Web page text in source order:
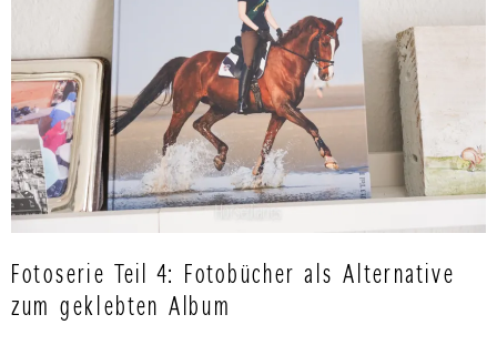
Fotoserie Teil 4: Fotobücher als Alternative
zum geklebten Album